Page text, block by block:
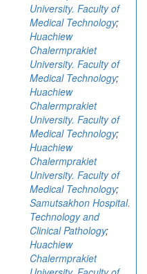
University. Faculty of
Medical Technology;
Huachiew
Chalermprakiet
University. Faculty of
Medical Technology;
Huachiew
Chalermprakiet
University. Faculty of
Medical Technology;
Huachiew
Chalermprakiet
University. Faculty of
Medical Technology;
Samutsakhon Hospital.
Technology and
Clinical Pathology;
Huachiew
Chalermprakiet